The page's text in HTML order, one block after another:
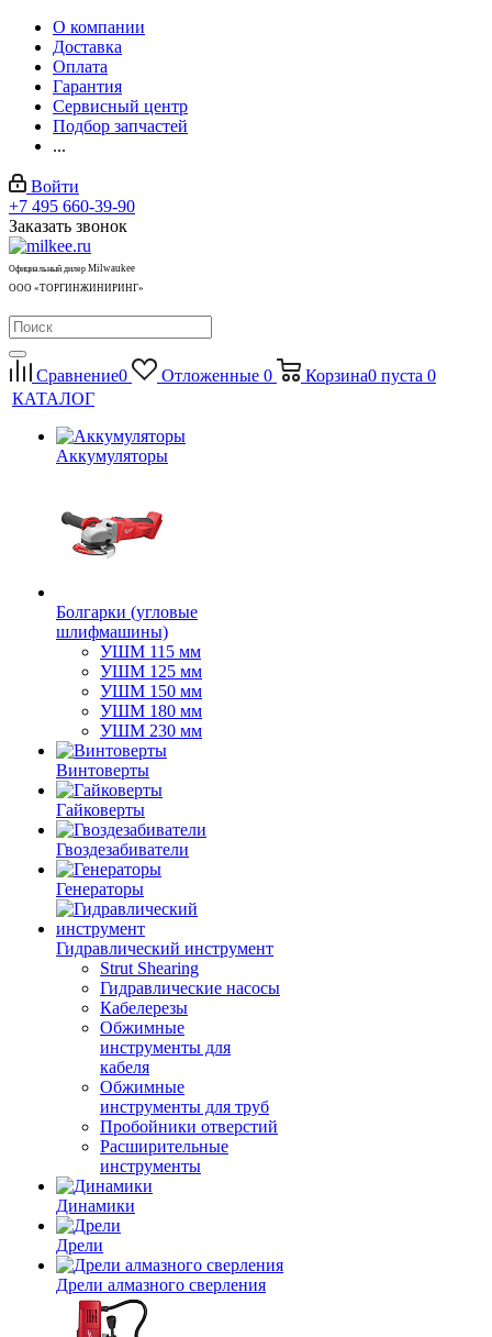
О компании
Доставка
Оплата
Гарантия
Сервисный центр
Подбор запчастей
...
Войти
+7 495 660-39-90
Заказать звонок
Официальный дилер Milwaukee
ООО «ТОРГИНЖИНИРИНГ»
Сравнение0 Отложенные 0 Корзина0 пуста 0
КАТАЛОГ
Аккумуляторы
Болгарки (угловые
шлифмашины)
УШМ 115 мм
УШМ 125 мм
УШМ 150 мм
УШМ 180 мм
УШМ 230 мм
Винтоверты
Гайковерты
Гвоздезабиватели
Генераторы
Гидравлический инструмент
Strut Shearing
Гидравлические насосы
Кабелерезы
Обжимные
инструменты для
кабеля
Обжимные
инструменты для труб
Пробойники отверстий
Расширительные
инструменты
Динамики
Дрели
Дрели алмазного сверления